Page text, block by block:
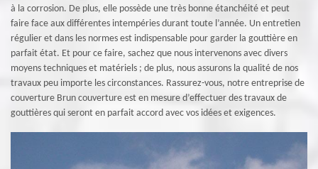
à la corrosion. De plus, elle possède une très bonne étanchéité et peut
faire face aux différentes intempéries durant toute l’année. Un entretien
régulier et dans les normes est indispensable pour garder la gouttière en
parfait état. Et pour ce faire, sachez que nous intervenons avec divers
moyens techniques et matériels ; de plus, nous assurons la qualité de nos
travaux peu importe les circonstances. Rassurez-vous, notre entreprise de
couverture Brun couverture est en mesure d’effectuer des travaux de
gouttières qui seront en parfait accord avec vos idées et exigences.